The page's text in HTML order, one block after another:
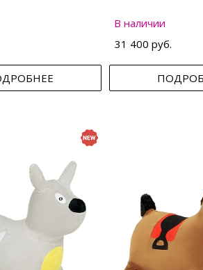
В наличии
31 400 руб.